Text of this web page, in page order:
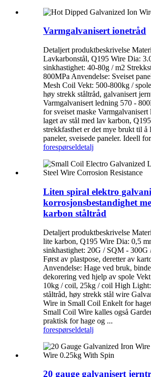
Varmgalvanisert ionetråd
Detaljert produktbeskrivelse
Lavkarbonstål, Q195 Wire Dia:
sinkhastighet: 40-80g / m2
800MPa Anvendelse: Sveiset
Mesh Coil Vekt: 500-800kg /
høy strekk ståltråd, galvanisert
Varmgalvanisert ledning 570 -
for sveiset maske Varmgalvanisert
laget av stål med lav karbon,
strekkfasthet er det mye brukt til å
paneler, sveisede paneler. Ideell
forespørseldetalj
Liten spiral elektro
korrosjonsbestandighet
karbon ståltråd
Detaljert produktbeskrivelse
lite karbon, Q195 Wire Dia: 0,5
sinkhastighet: 20G / SQM - 300G
Først av plastpose, deretter av
Anvendelse: Hage ved bruk,
dekorering ved hjelp av spole
10kg / coil, 25kg / coil High
ståltråd, høy strekk stål wire
Wire in Small Coil Enkelt for
Small Coil Wire kalles også
praktisk for hage og ...
forespørseldetalj
20 gauge galvanisert